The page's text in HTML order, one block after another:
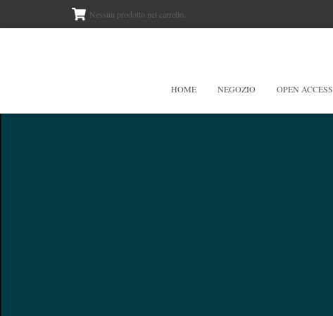
Nessun prodotto nel carrello.
HOME NEGOZIO OPEN ACCESS